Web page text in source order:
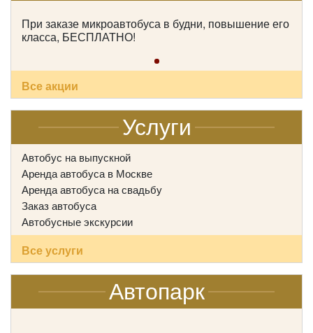
При заказе микроавтобуса в будни, повышение его
класса, БЕСПЛАТНО!
Все акции
Услуги
Автобус на выпускной
Аренда автобуса в Москве
Аренда автобуса на свадьбу
Заказ автобуса
Автобусные экскурсии
Все услуги
Автопарк
Цена от:1700 руб/час
Mercedes Sprinter VIP-Party